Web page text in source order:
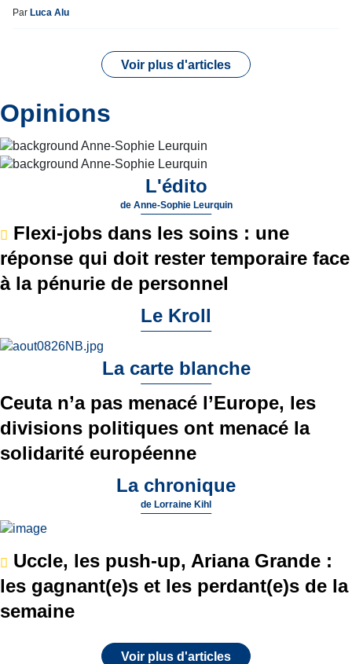
Par Luca Alu
Voir plus d'articles
Opinions
L'édito
de Anne-Sophie Leurquin
Flexi-jobs dans les soins : une
réponse qui doit rester temporaire face
à la pénurie de personnel
Le Kroll
La carte blanche
Ceuta n’a pas menacé l’Europe, les
divisions politiques ont menacé la
solidarité européenne
La chronique
de Lorraine Kihl
Uccle, les push-up, Ariana Grande :
les gagnant(e)s et les perdant(e)s de la
semaine
Voir plus d'articles